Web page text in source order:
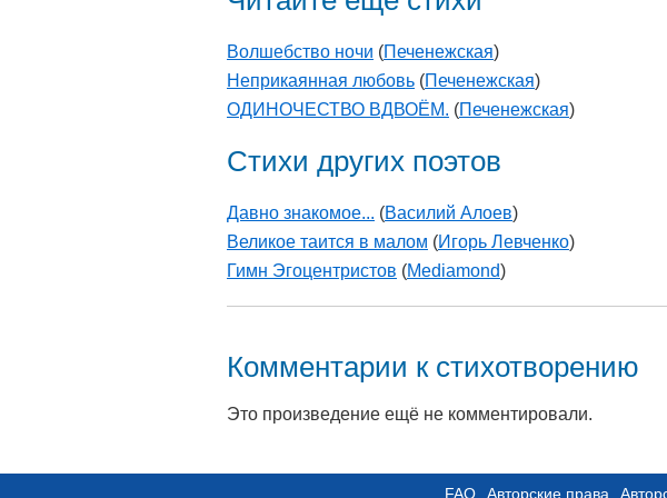
Волшебство ночи (Печенежская)
Неприкаянная любовь (Печенежская)
ОДИНОЧЕСТВО ВДВОЁМ. (Печенежская)
Стихи других поэтов
Давно знакомое... (Василий Алоев)
Великое таится в малом (Игорь Левченко)
Гимн Эгоцентристов (Mediamond)
Комментарии к стихотворению
Это произведение ещё не комментировали.
FAQ Авторские права